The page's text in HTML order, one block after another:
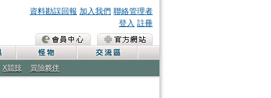
資料勘誤回報 加入我們 聯絡管理者
登入 註冊
X競技 冒險夥伴